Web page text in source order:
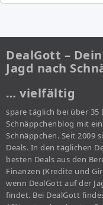
DealGott –
Jagd nach
… vielfältig
spare täglich bei über 35
Schnäppchenblog mit
Schnäppchen. Seit 2009
Deals. In den täglichen
besten Deals aus den
Finanzen (Kredite und
wenn DealGott auf der
findet. Bei DealGott